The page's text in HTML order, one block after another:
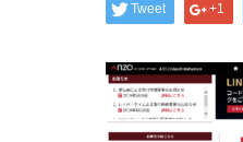
Tweet +1